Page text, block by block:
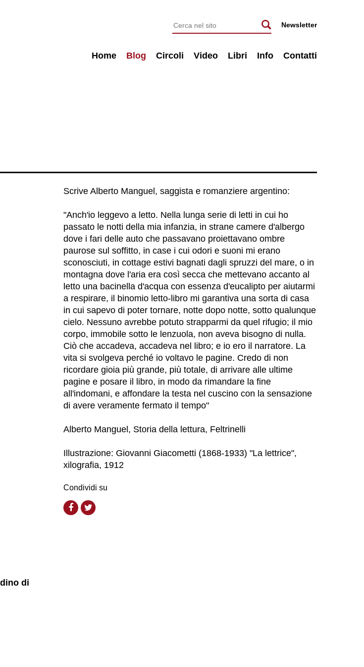
Newsletter
Home Blog Circoli Video Libri Info Contatti
Scrive Alberto Manguel, saggista e romanziere argentino:
"Anch'io leggevo a letto. Nella lunga serie di letti in cui ho
passato le notti della mia infanzia, in strane camere d'albergo
dove i fari delle auto che passavano proiettavano ombre
paurose sul soffitto, in case i cui odori e suoni mi erano
sconosciuti, in cottage estivi bagnati dagli spruzzi del mare, o in
montagna dove l'aria era così secca che mettevano accanto al
letto una bacinella d'acqua con essenza d'eucalipto per aiutarmi
a respirare, il binomio letto-libro mi garantiva una sorta di casa
in cui sapevo di poter tornare, notte dopo notte, sotto qualunque
cielo. Nessuno avrebbe potuto strapparmi da quel rifugio; il mio
corpo, immobile sotto le lenzuola, non aveva bisogno di nulla.
Ciò che accadeva, accadeva nel libro; e io ero il narratore. La
vita si svolgeva perché io voltavo le pagine. Credo di non
ricordare gioia più grande, più totale, di arrivare alle ultime
pagine e posare il libro, in modo da rimandare la fine
all'indomani, e affondare la testa nel cuscino con la sensazione
di avere veramente fermato il tempo"
Alberto Manguel, Storia della lettura, Feltrinelli
Illustrazione: Giovanni Giacometti (1868-1933) "La lettrice",
xilografia, 1912
Condividi su
di